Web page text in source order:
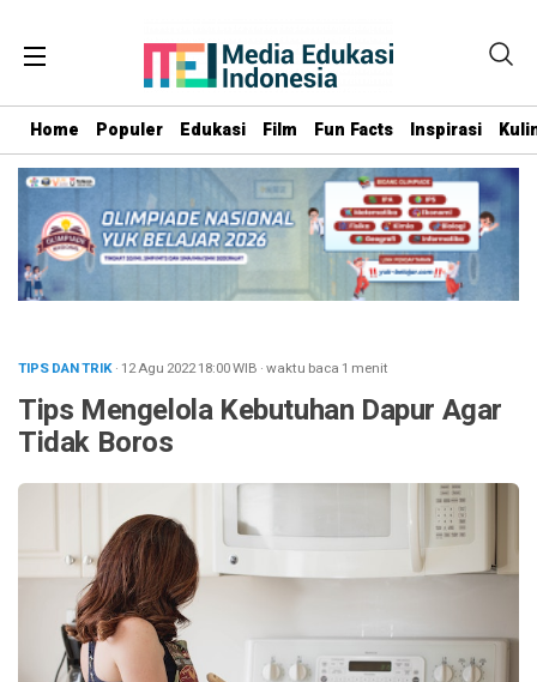
Home Populer Edukasi Film Fun Facts Inspirasi
TIPS DAN TRIK· 12 Agu 202218:00WIB ·waktu baca 1 menit
Tips Mengelola Kebutuhan Dapur Agar
Tidak Boros